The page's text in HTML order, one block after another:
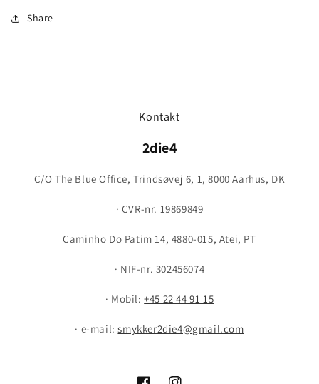
Share
Kontakt
2die4
C/O The Blue Office, Trindsøvej 6, 1, 8000 Aarhus, DK
· CVR-nr. 19869849
Caminho Do Patim 14, 4880-015, Atei, PT
· NIF-nr. 302456074
· Mobil:+45 22 44 91 15
· e-mail:smykker2die4@gmail.com